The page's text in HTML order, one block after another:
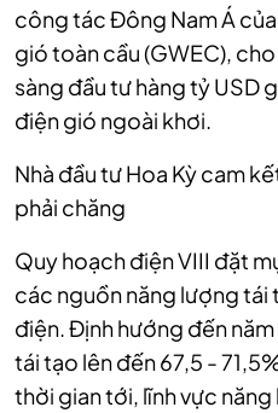
công tác Đông Nam Á
gió toàn cầu (GWEC),
sàng đầu tư hàng tỷ USD
điện gió ngoài khơi.
Nhà đầu tư Hoa Kỳ cam
phải chăng
Quy hoạch điện VIII đặt
các nguồn năng lượng tái
điện. Định hướng đến
tái tạo lên đến 67,5 -
thời gian tới, lĩnh vực